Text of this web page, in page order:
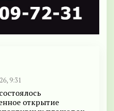
9:31
открытие